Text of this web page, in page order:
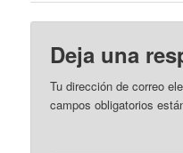
Deja una
Tu dirección de correo
campos obligatorios